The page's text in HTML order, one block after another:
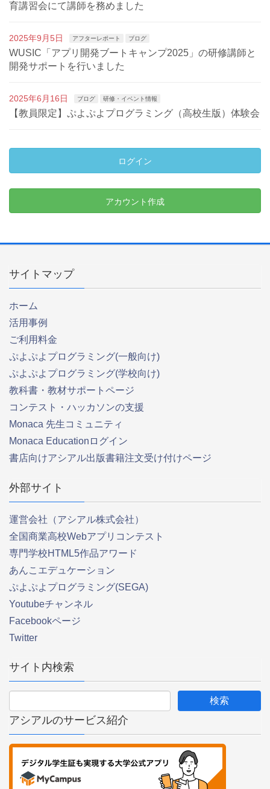
育講習会にて講師を務めました
2025年9月5日 アフターレポート ブログ
WUSIC「アプリ開発ブートキャンプ2025」の研修講師と
開発サポートを行いました
2025年6月16日 ブログ 研修・イベント情報
【教員限定】ぷよぷよプログラミング（高校生版）体験会
ログイン
アカウント作成
サイトマップ
ホーム
活用事例
ご利用料金
ぷよぷよプログラミング(一般向け)
ぷよぷよプログラミング(学校向け)
教科書・教材サポートページ
コンテスト・ハッカソンの支援
Monaca 先生コミュニティ
Monaca Educationログイン
書店向けアシアル出版書籍注文受け付けページ
外部サイト
運営会社（アシアル株式会社）
全国商業高校Webアプリコンテスト
専門学校HTML5作品アワード
あんこエデュケーション
ぷよぷよプログラミング(SEGA)
Youtubeチャンネル
Facebookページ
Twitter
サイト内検索
アシアルのサービス紹介